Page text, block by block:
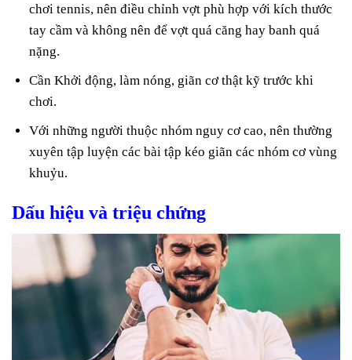
chơi tennis, nên điều chỉnh vợt phù hợp với kích thước
tay cầm và không nên để vợt quá căng hay banh quá
nặng.
Cần Khởi động, làm nóng, giãn cơ thật kỹ trước khi
chơi.
Với những người thuộc nhóm nguy cơ cao, nên thường
xuyên tập luyện các bài tập kéo giãn các nhóm cơ vùng
khuỷu.
Dấu hiệu và triệu chứng